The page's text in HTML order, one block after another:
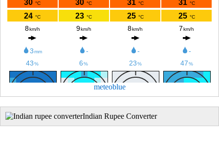
meteoblue
Indian Rupee Converter